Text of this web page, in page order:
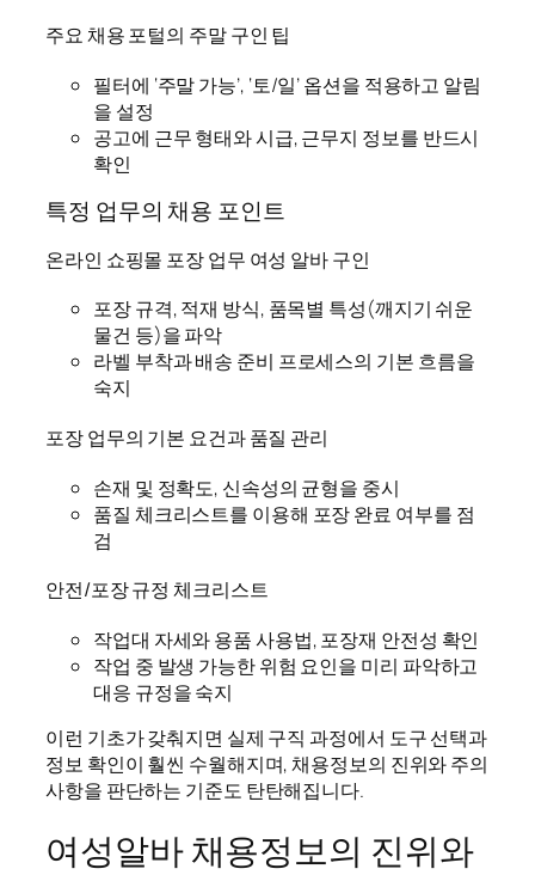
주요 채용 포털의 주말 구인 팁
필터에 ‘주말 가능’, ‘토/일’ 옵션을 적용하고 알림
을 설정
공고에 근무 형태와 시급, 근무지 정보를 반드시
확인
특정 업무의 채용 포인트
온라인 쇼핑몰 포장 업무 여성 알바 구인
포장 규격, 적재 방식, 품목별 특성(깨지기 쉬운
물건 등)을 파악
라벨 부착과 배송 준비 프로세스의 기본 흐름을
숙지
포장 업무의 기본 요건과 품질 관리
손재 및 정확도, 신속성의 균형을 중시
품질 체크리스트를 이용해 포장 완료 여부를 점
검
안전/포장 규정 체크리스트
작업대 자세와 용품 사용법, 포장재 안전성 확인
작업 중 발생 가능한 위험 요인을 미리 파악하고
대응 규정을 숙지
이런 기초가 갖춰지면 실제 구직 과정에서 도구 선택과
정보 확인이 훨씬 수월해지며, 채용정보의 진위와 주의
사항을 판단하는 기준도 탄탄해집니다.
여성알바 채용정보의 진위와